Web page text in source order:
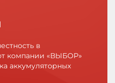
в
компании «ВЫБОР»
аккумуляторных